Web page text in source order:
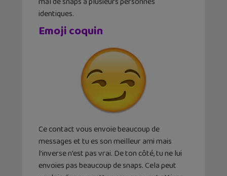
identiques.
Emoji coquin
Ce contact vous envoie beaucoup de
messages et tu es son meilleur ami mais
l’inverse n’est pas vrai. De ton côté, tu ne lui
envoies pas beaucoup de snaps. Cela peut